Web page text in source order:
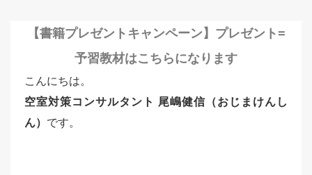
【書籍プレゼントキャンペーン】プレゼント=
予習教材はこちらになります
こんにちは。
空室対策コンサルタント 尾嶋健信（おじまけんし
ん） です。